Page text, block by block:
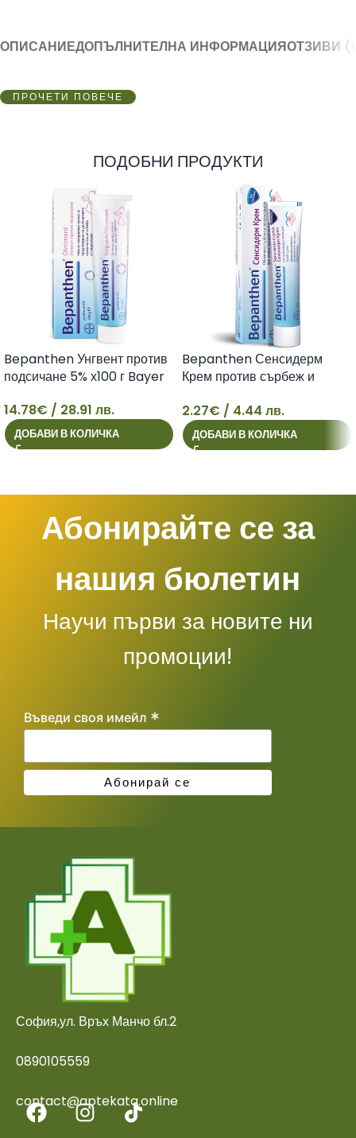
ОПИСАНИЕДОПЪЛНИТЕЛНА ИНФОРМАЦИЯОТЗИВИ
ПРОЧЕТИ ПОВЕЧЕ
ПОДОБНИ ПРОДУКТИ
14
Bepanthen Унгвент против
подсичане 5% х100 г Bayer
14.78€ / 28.91 лв.
ДОБАВИ В КОЛИЧКА
2
Bepanthen Сенсидерм
Крем против сърбеж и
2.27€ / 4.44 лв.
ДОБАВИ В КОЛИЧКА
Абонирайте се за
нашия бюлетин
Научи първи за новите ни
промоции!
Въведи своя имейл *
София,ул. Връх Манчо бл.2
0890105559
contact@aptekata.online